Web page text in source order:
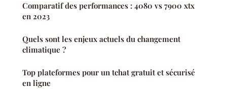
Comparatif des performances : 4080 vs 7900 xtx
en 2023
Quels sont les enjeux actuels du changement
climatique ?
Top plateformes pour un tchat gratuit et sécurisé
en ligne